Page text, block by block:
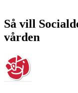
Så vill
vården